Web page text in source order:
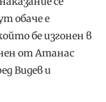
обаче е
бе изгонен в
от Атанас
Видев и